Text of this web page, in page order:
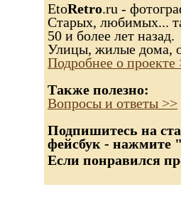
EtoRetro.ru -
Старых, любимых...
50 и более лет назад.
Улицы, жилые дома,
Подробнее о проекте
Также полезно:
Вопросы и ответы >>
Подпишитесь на
фейсбук - нажмите
Если понравился